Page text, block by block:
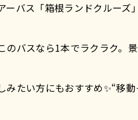
バス「箱根ランドクルーズ
バスなら1本でラクラク。
たい方にもおすすめ✨“移